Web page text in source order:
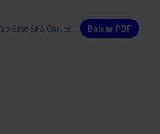
Sesc São Carlos Baixar PDF